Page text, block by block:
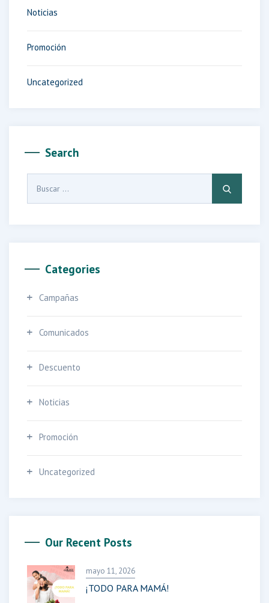
Noticias
Promoción
Uncategorized
Search
Categories
Campañas
Comunicados
Descuento
Noticias
Promoción
Uncategorized
Our Recent Posts
mayo 11, 2026
¡TODO PARA MAMÁ!